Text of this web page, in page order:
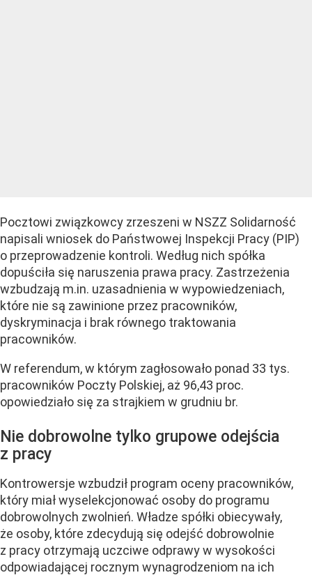
Pocztowi związkowcy zrzeszeni w NSZZ Solidarność
napisali wniosek do Państwowej Inspekcji Pracy (PIP)
o przeprowadzenie kontroli. Według nich spółka
dopuściła się naruszenia prawa pracy. Zastrzeżenia
wzbudzają m.in. uzasadnienia w wypowiedzeniach,
które nie są zawinione przez pracowników,
dyskryminacja i brak równego traktowania
pracowników.
W referendum, w którym zagłosowało ponad 33 tys.
pracowników Poczty Polskiej, aż 96,43 proc.
opowiedziało się za strajkiem w grudniu br.
Nie dobrowolne tylko grupowe odejścia
z pracy
Kontrowersje wzbudził program oceny pracowników,
który miał wyselekcjonować osoby do programu
dobrowolnych zwolnień. Władze spółki obiecywały,
że osoby, które zdecydują się odejść dobrowolnie
z pracy otrzymają uczciwe odprawy w wysokości
odpowiadającej rocznym wynagrodzeniom na ich